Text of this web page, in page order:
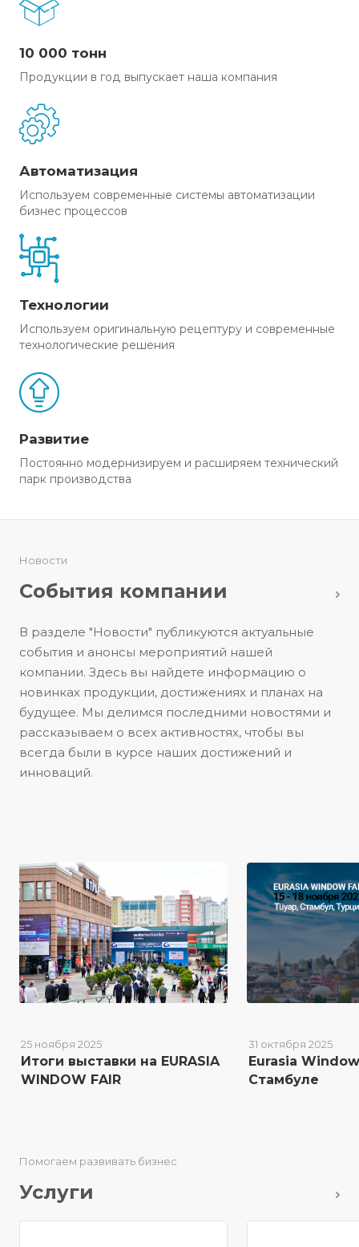
10 000 тонн
Продукции в год выпускает наша компания
Автоматизация
Используем современные системы автоматизации
бизнес процессов
Технологии
Используем оригинальную рецептуру и современные
технологические решения
Развитие
Постоянно модернизируем и расширяем технический
парк производства
Новости
События компании
В разделе "Новости" публикуются актуальные
события и анонсы мероприятий нашей
компании. Здесь вы найдете информацию о
новинках продукции, достижениях и планах на
будущее. Мы делимся последними новостями и
рассказываем о всех активностях, чтобы вы
всегда были в курсе наших достижений и
инноваций.
Итоги выставки на EURASIA
WINDOW FAIR
25 ноября 2025
Eurasia
Стамбуле
31 октября 2025
Помогаем развивать бизнес
Услуги